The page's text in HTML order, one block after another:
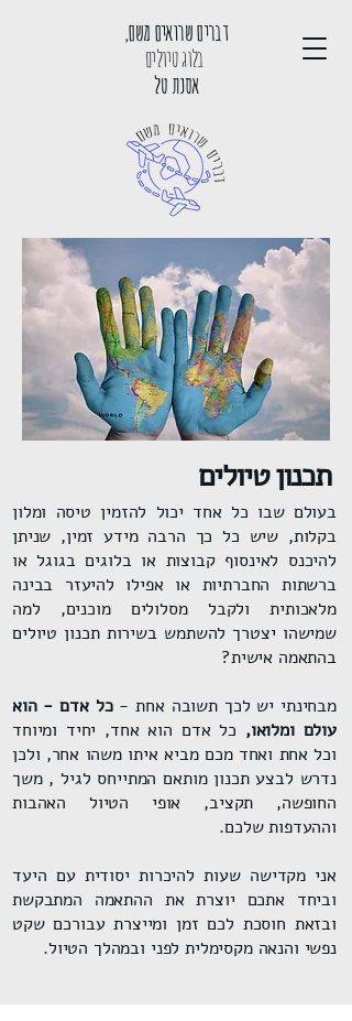
דברים שרואים משם,
בלוג טיולים
אסנת טל
תכנון טיולים
בעולם שבו כל אחד יכול להזמין טיסה ומלון
בקלות, שיש כל כך הרבה מידע זמין, שניתן
להיכנס לאינסוף קבוצות או בלוגים בגוגל או
ברשתות החברתיות או אפילו להיעזר בבינה
מלאכותית ולקבל מסלולים מוכנים, למה
שמישהו יצטרך להשתמש בשירות תכנון טיולים
בהתאמה אישית?
מבחינתי יש לכך תשובה אחת -כל אדם - הוא
עולם ומלואו, כל אדם הוא אחד, יחיד ומיוחד
וכל אחת ואחד מכם מביא איתו משהו אחר, ולכן
נדרש לבצע תכנון מותאם המתייחס לגיל , משך
החופשה, תקציב, אופי הטיול האהבות
וההעדפות שלכם.
אני מקדישה שעות להיכרות יסודית עם היעד
וביחד אתכם יוצרת את ההתאמה המתבקשת
ובזאת חוסכת לכם זמן ומייצרת עבורכם שקט
נפשי והנאה מקסימלית לפני ובמהלך הטיול.